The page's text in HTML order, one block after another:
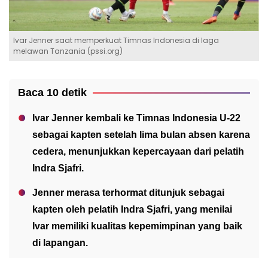
Ivar Jenner saat memperkuat Timnas Indonesia di laga
melawan Tanzania (pssi.org)
Baca 10 detik
Ivar Jenner kembali ke Timnas Indonesia U-22
sebagai kapten setelah lima bulan absen karena
cedera, menunjukkan kepercayaan dari pelatih
Indra Sjafri.
Jenner merasa terhormat ditunjuk sebagai
kapten oleh pelatih Indra Sjafri, yang menilai
Ivar memiliki kualitas kepemimpinan yang baik
di lapangan.